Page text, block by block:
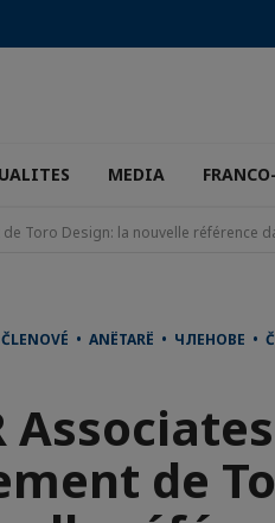
MEDIA
Toro Design: la nouvelle référence
• ANËTARË • ЧЛЕНОВЕ •
de